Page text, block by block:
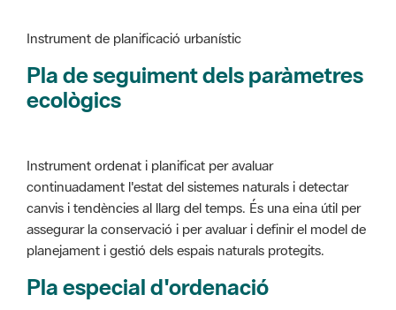
ecològics
Instrument ordenat i planificat per avaluar
assegurar la conservació i per avaluar i definir el model de
planejament i gestió dels espais naturals protegits.
Pla especial d'ordenació
Instrument de planificació urbanístic